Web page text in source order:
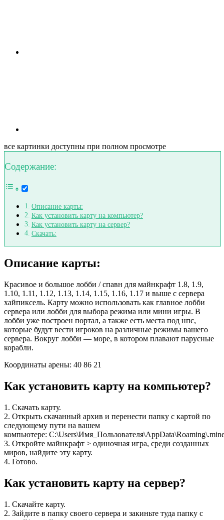
все картинки доступны при полном просмотре
Содержание:
Описание карты:
Как установить карту на компьютер?
Как установить карту на сервер?
Скачать:
Описание карты:
Красивое и большое лобби / спавн для майнкрафт 1.8, 1.9,
1.10, 1.11, 1.12, 1.13, 1.14, 1.15, 1.16, 1.17 и выше с сервера
хайпиксель. Карту можно использовать как главное лобби
сервера или лобби для выбора режима или мини игры. В
лобби уже построен портал, а также есть места под нпс,
которые будут вести игроков на различные режимы вашего
сервера. Вокруг лобби — море, в котором плавают парусные
корабли.
Координаты арены: 40 86 21
Как установить карту на компьютер?
1. Скачать карту.
2. Открыть скачанный архив и перенести папку с картой по
следующему пути на вашем
компьютере:
3. Откройте майнкрафт > одиночная игра, среди созданных
миров, найдите эту карту.
4. Готово.
Как установить карту на сервер?
1. Скачайте карту.
2. Зайдите в папку своего сервера и закиньте туда папку с